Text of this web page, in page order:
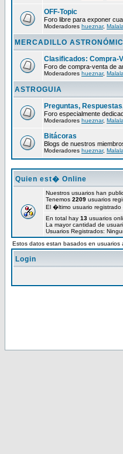
OFF-Topic
Foro libre para exponer
Moderadores hueznar, Malala
MERCADILLO
Clasificados: Compra-
Foro de compra-venta de
Moderadores hueznar, Malala
ASTROGUIA
Preguntas,
Foro especialmente
Moderadores hueznar, Malala
Bitácoras
Blogs de nuestros
Moderadores hueznar, Malala
Quien est� Online
Nuestros usuarios han
Tenemos 2209 usuarios
El �ltimo usuario registrado
En total hay 13 usuarios
La mayor cantidad de
Usuarios Registrados:
Estos datos estan basados en
Login